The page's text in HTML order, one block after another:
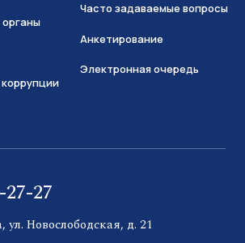
Часто задаваемые вопросы
Анкетирование
Электронная очередь
27-27
ул. Новослободская, д. 21